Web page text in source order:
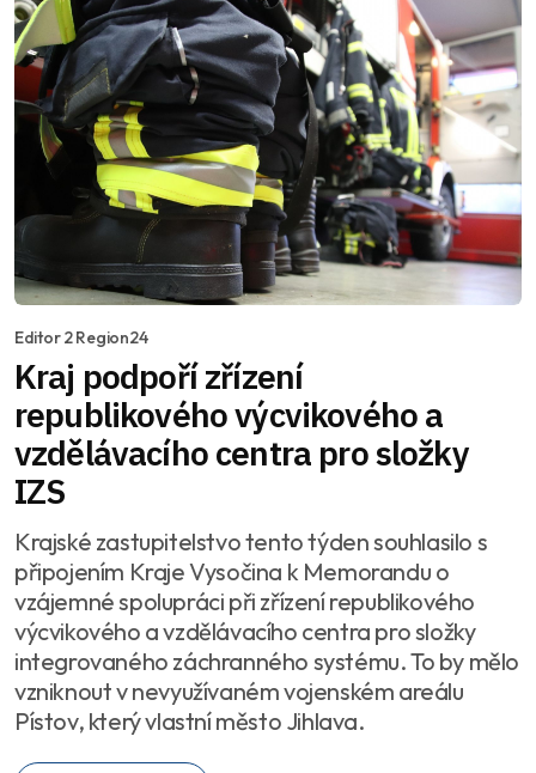
Editor 2 Region24
Kraj podpoří zřízení
republikového výcvikového a
vzdělávacího centra pro složky
IZS
Krajské zastupitelstvo tento týden souhlasilo s
připojením Kraje Vysočina k Memorandu o
vzájemné spolupráci při zřízení republikového
výcvikového a vzdělávacího centra pro složky
integrovaného záchranného systému. To by mělo
vzniknout v nevyužívaném vojenském areálu
Pístov, který vlastní město Jihlava.